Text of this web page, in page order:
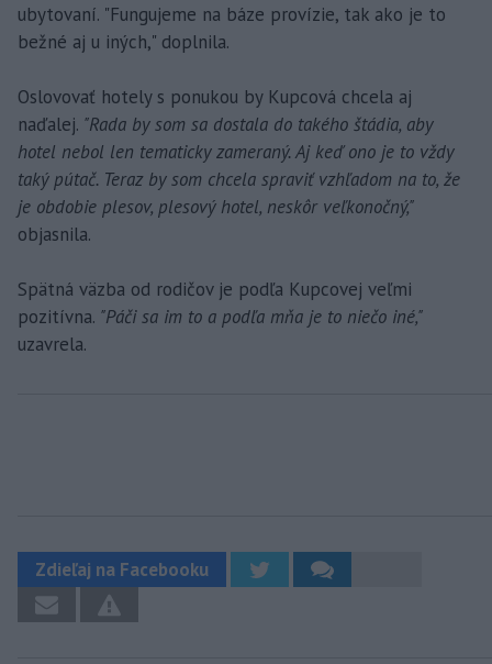
ubytovaní. "Fungujeme na báze provízie, tak ako je to
bežné aj u iných," doplnila.
Oslovovať hotely s ponukou by Kupcová chcela aj
naďalej. "Rada by som sa dostala do takého štádia, aby
hotel nebol len tematicky zameraný. Aj keď ono je to vždy
taký pútač. Teraz by som chcela spraviť vzhľadom na to, že
je obdobie plesov, plesový hotel, neskôr veľkonočný,"
objasnila.
Spätná väzba od rodičov je podľa Kupcovej veľmi
pozitívna. "Páči sa im to a podľa mňa je to niečo iné,"
uzavrela.
Zdieľaj na Facebooku